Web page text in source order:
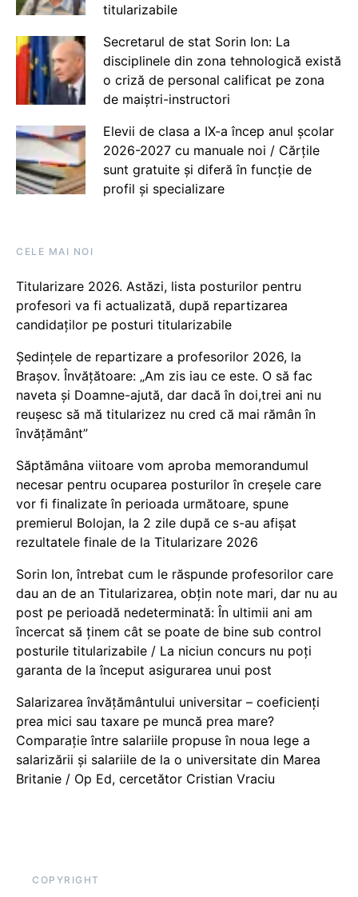
titularizabile
Secretarul de stat Sorin Ion: La
disciplinele din zona tehnologică există
o criză de personal calificat pe zona
de maiștri-instructori
Elevii de clasa a IX-a încep anul școlar
2026-2027 cu manuale noi / Cărțile
sunt gratuite și diferă în funcție de
profil și specializare
CELE MAI NOI
Titularizare 2026. Astăzi, lista posturilor pentru
profesori va fi actualizată, după repartizarea
candidaților pe posturi titularizabile
Ședințele de repartizare a profesorilor 2026, la
Brașov. Învățătoare: „Am zis iau ce este. O să fac
naveta și Doamne-ajută, dar dacă în doi,trei ani nu
reușesc să mă titularizez nu cred că mai rămân în
învățământ”
Săptămâna viitoare vom aproba memorandumul
necesar pentru ocuparea posturilor în creșele care
vor fi finalizate în perioada următoare, spune
premierul Bolojan, la 2 zile după ce s-au afișat
rezultatele finale de la Titularizare 2026
Sorin Ion, întrebat cum le răspunde profesorilor care
dau an de an Titularizarea, obțin note mari, dar nu au
post pe perioadă nedeterminată: În ultimii ani am
încercat să ținem cât se poate de bine sub control
posturile titularizabile / La niciun concurs nu poți
garanta de la început asigurarea unui post
Salarizarea învățământului universitar – coeficienți
prea mici sau taxare pe muncă prea mare?
Comparație între salariile propuse în noua lege a
salarizării și salariile de la o universitate din Marea
Britanie / Op Ed, cercetător Cristian Vraciu
COPYRIGHT